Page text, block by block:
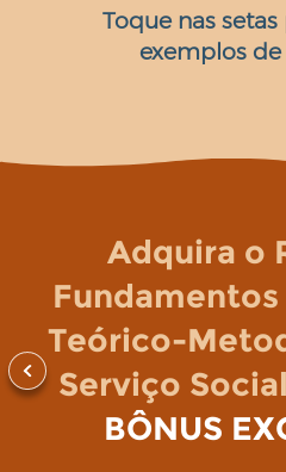
Toque nas
exemplos
Adquira o
Teórico-
Serviço
BÔNUS